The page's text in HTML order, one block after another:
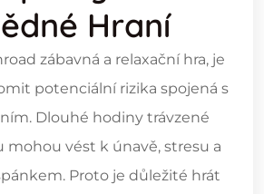
Hraní
zábavná a relaxační hra, je
potenciální rizika spojená s
Dlouhé hodiny trávzené
mohou vést k únavě, stresu a
Proto je důležité hrát